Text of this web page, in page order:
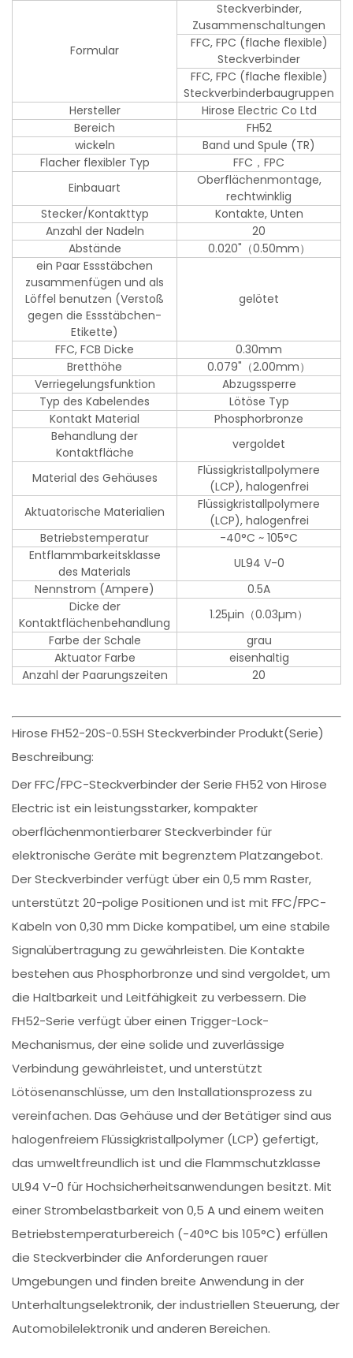
Formular
Steckverbinder,
Zusammenschaltungen
FFC, FPC (flache flexible)
Steckverbinder
FFC, FPC (flache flexible)
Steckverbinderbaugruppen
Hersteller
Hirose Electric Co Ltd
Bereich
FH52
wickeln
Band und Spule (TR)
Flacher flexibler Typ
FFC，FPC
Einbauart
Oberflächenmontage,
rechtwinklig
Stecker/Kontakttyp
Kontakte, Unten
Anzahl der Nadeln
20
Abstände
0.020"（0.50mm）
ein Paar Essstäbchen
zusammenfügen und als
Löffel benutzen (Verstoß
gegen die Essstäbchen-
Etikette)
gelötet
FFC, FCB Dicke
0.30mm
Bretthöhe
0.079"（2.00mm）
Verriegelungsfunktion
Abzugssperre
Typ des Kabelendes
Lötöse Typ
Kontakt Material
Phosphorbronze
Behandlung der
Kontaktfläche
vergoldet
Material des Gehäuses
Flüssigkristallpolymere
(LCP), halogenfrei
Aktuatorische Materialien
Flüssigkristallpolymere
(LCP), halogenfrei
Betriebstemperatur
-40°C ~ 105°C
Entflammbarkeitsklasse
des Materials
UL94 V-0
Nennstrom (Ampere)
0.5A
Dicke der
Kontaktflächenbehandlung
1.25µin（0.03µm）
Farbe der Schale
grau
Aktuator Farbe
eisenhaltig
Anzahl der Paarungszeiten
20
Hirose FH52-20S-0.5SH Steckverbinder Produkt(Serie)
Beschreibung:
Der FFC/FPC-Steckverbinder der Serie FH52 von Hirose
Electric ist ein leistungsstarker, kompakter
oberflächenmontierbarer Steckverbinder für
elektronische Geräte mit begrenztem Platzangebot.
Der Steckverbinder verfügt über ein 0,5 mm Raster,
unterstützt 20-polige Positionen und ist mit FFC/FPC-
Kabeln von 0,30 mm Dicke kompatibel, um eine stabile
Signalübertragung zu gewährleisten. Die Kontakte
bestehen aus Phosphorbronze und sind vergoldet, um
die Haltbarkeit und Leitfähigkeit zu verbessern. Die
FH52-Serie verfügt über einen Trigger-Lock-
Mechanismus, der eine solide und zuverlässige
Verbindung gewährleistet, und unterstützt
Lötösenanschlüsse, um den Installationsprozess zu
vereinfachen. Das Gehäuse und der Betätiger sind aus
halogenfreiem Flüssigkristallpolymer (LCP) gefertigt,
das umweltfreundlich ist und die Flammschutzklasse
UL94 V-0 für Hochsicherheitsanwendungen besitzt. Mit
einer Strombelastbarkeit von 0,5 A und einem weiten
Betriebstemperaturbereich (-40°C bis 105°C) erfüllen
die Steckverbinder die Anforderungen rauer
Umgebungen und finden breite Anwendung in der
Unterhaltungselektronik, der industriellen Steuerung, der
Automobilelektronik und anderen Bereichen.